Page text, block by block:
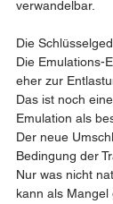
verwandelbar.
Die
Die Emulations-
eher zur
Das ist noch
Emulation als
Der neue
Bedingung der
Nur was nicht
kann als Mangel